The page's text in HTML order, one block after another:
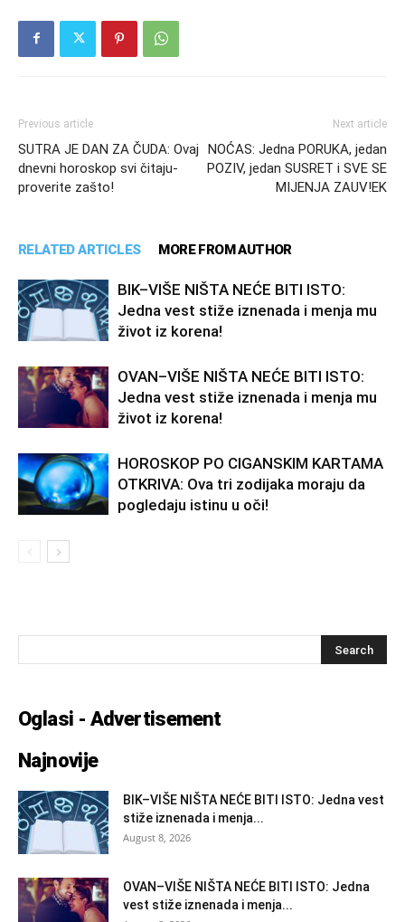
Previous article
SUTRA JE DAN ZA ČUDA: Ovaj
dnevni horoskop svi čitaju-
proverite zašto!
Next article
NOĆAS: Jedna PORUKA, jedan
POZIV, jedan SUSRET i SVE SE
MIJENJA ZAUV!EK
RELATED ARTICLES MORE FROM AUTHOR
BIK–VIŠE NIŠTA NEĆE BITI ISTO:
Jedna vest stiže iznenada i menja mu
život iz korena!
OVAN–VIŠE NIŠTA NEĆE BITI ISTO:
Jedna vest stiže iznenada i menja mu
život iz korena!
HOROSKOP PO CIGANSKIM KARTAMA
OTKRIVA: Ova tri zodijaka moraju da
pogledaju istinu u oči!
Oglasi - Advertisement
Najnovije
BIK–VIŠE NIŠTA NEĆE BITI ISTO: Jedna vest
stiže iznenada i menja...
August 8, 2026
OVAN–VIŠE NIŠTA NEĆE BITI ISTO: Jedna
vest stiže iznenada i menja...